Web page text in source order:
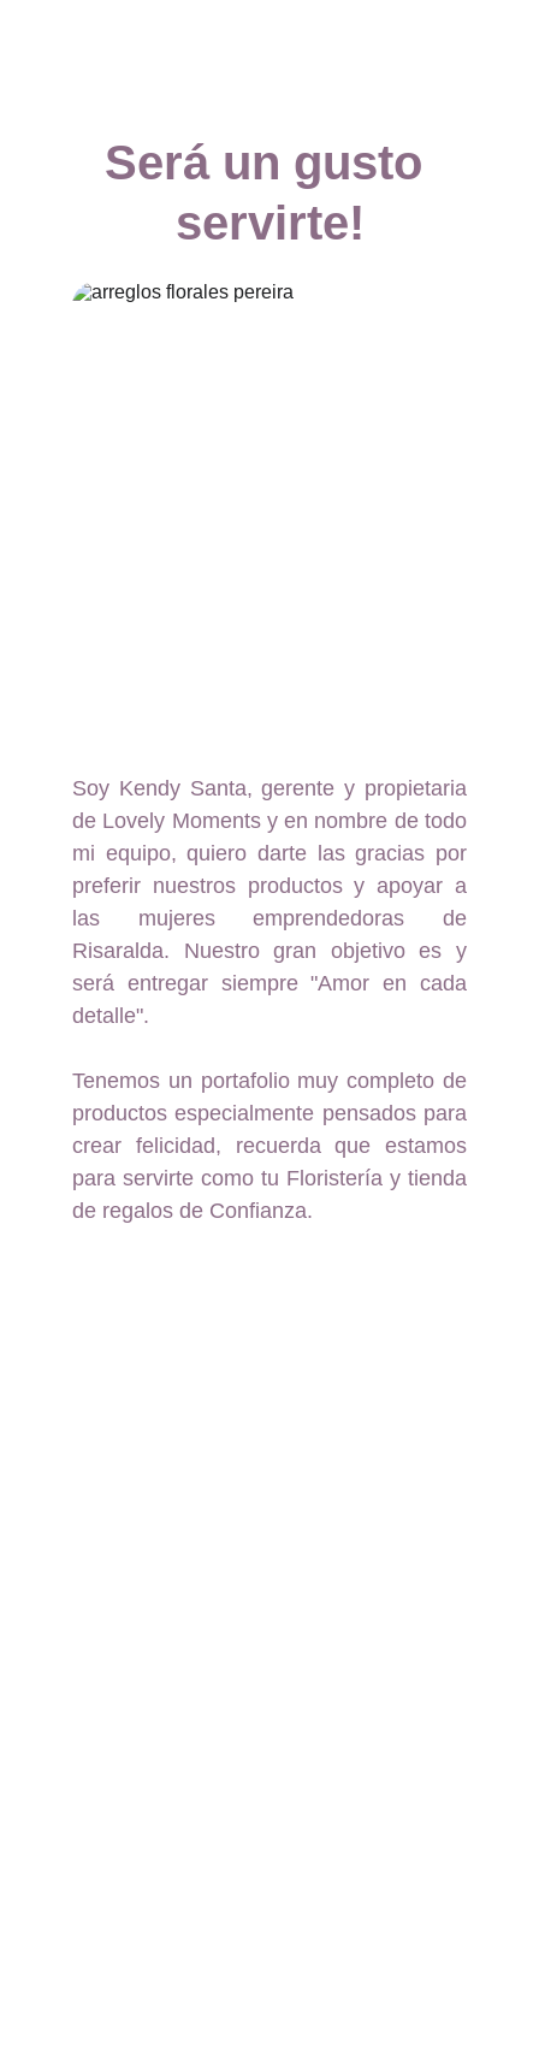
Será un gusto
servirte!
Soy Kendy Santa, gerente y propietaria
de Lovely Moments y en nombre de todo
mi equipo, quiero darte las gracias por
preferir nuestros productos y apoyar a
las mujeres emprendedoras de
Risaralda. Nuestro gran objetivo es y
será entregar siempre "Amor en cada
detalle".
Tenemos un portafolio muy completo de
productos especialmente pensados para
crear felicidad, recuerda que estamos
para servirte como tu Floristería y tienda
de regalos de Confianza.